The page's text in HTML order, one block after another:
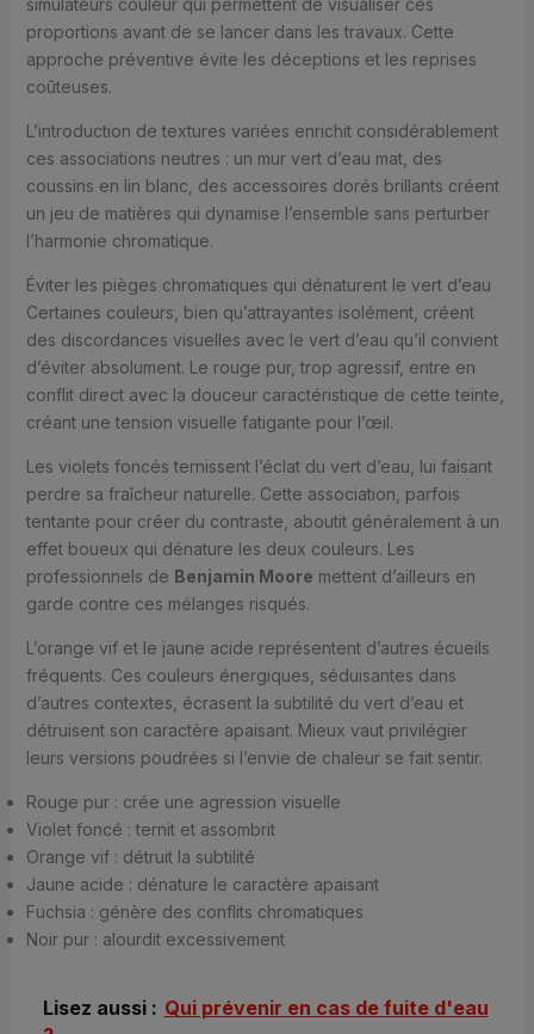
simulateurs couleur qui permettent de visualiser ces
proportions avant de se lancer dans les travaux. Cette
approche préventive évite les déceptions et les reprises
coûteuses.
L’introduction de textures variées enrichit considérablement
ces associations neutres : un mur vert d’eau mat, des
coussins en lin blanc, des accessoires dorés brillants créent
un jeu de matières qui dynamise l’ensemble sans perturber
l’harmonie chromatique.
Éviter les pièges chromatiques qui dénaturent le vert d’eau
Certaines couleurs, bien qu’attrayantes isolément, créent
des discordances visuelles avec le vert d’eau qu’il convient
d’éviter absolument. Le rouge pur, trop agressif, entre en
conflit direct avec la douceur caractéristique de cette teinte,
créant une tension visuelle fatigante pour l’œil.
Les violets foncés ternissent l’éclat du vert d’eau, lui faisant
perdre sa fraîcheur naturelle. Cette association, parfois
tentante pour créer du contraste, aboutit généralement à un
effet boueux qui dénature les deux couleurs. Les
professionnels de Benjamin Moore mettent d’ailleurs en
garde contre ces mélanges risqués.
L’orange vif et le jaune acide représentent d’autres écueils
fréquents. Ces couleurs énergiques, séduisantes dans
d’autres contextes, écrasent la subtilité du vert d’eau et
détruisent son caractère apaisant. Mieux vaut privilégier
leurs versions poudrées si l’envie de chaleur se fait sentir.
Rouge pur : crée une agression visuelle
Violet foncé : ternit et assombrit
Orange vif : détruit la subtilité
Jaune acide : dénature le caractère apaisant
Fuchsia : génère des conflits chromatiques
Noir pur : alourdit excessivement
Lisez aussi : Qui prévenir en cas de fuite d'eau